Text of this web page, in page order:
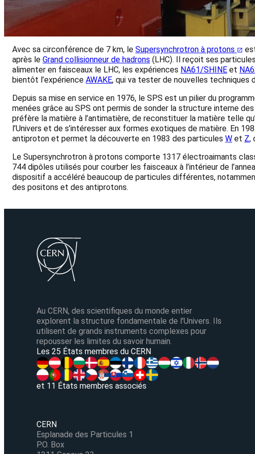
Avec sa circonférence de 7 km, le Supersynchrotron à protons
après le Grand collisionneur de hadrons (LHC). Il reçoit ses
alimenter en faisceaux le LHC, les expériences NA61/SHINE et
bientôt l’expérience AWAKE, qui va tester de nouvelles techniques
Depuis sa mise en service en 1976, le SPS est un pilier du
menées grâce au SPS ont permis de sonder la structure interne
préfère la matière à l’antimatière, de reconstituer la matière telle
l’Univers et de s’intéresser aux formes exotiques de matière. En
antiproton et permet la découverte en 1983 des particules W et Z,
Le Supersynchrotron à protons comporte 1317 électroaimants
744 dipôles utilisés pour courber les faisceaux à l’intérieur de
dispositif a accéléré beaucoup de particules différentes,
des positons et des antiprotons.
Au CERN, des scientifiques du monde entier
explorent la structure fondamentale de l'Univers. Ils
utilisent de grands instruments complexes pour
repousser les limites du savoir humain.
Les 25 États membres du CERN
et 11 États membres associés
CERN
Esplanade des Particules 1
P.O. Box